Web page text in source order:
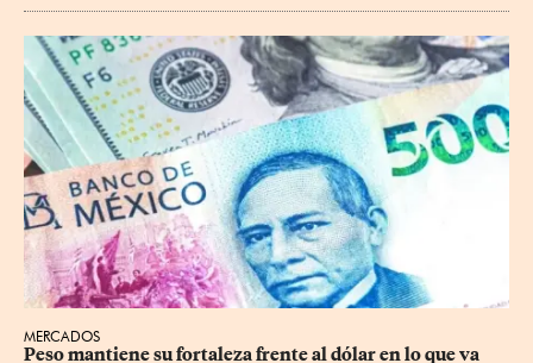
MERCADOS
Peso mantiene su fortaleza frente al dólar en lo que va